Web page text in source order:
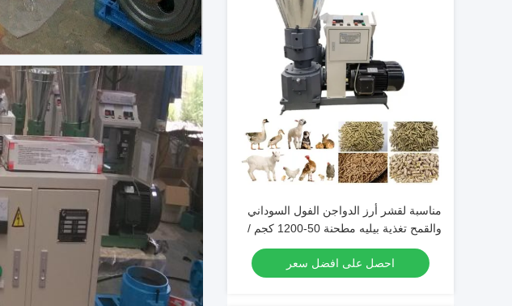
مناسبة لقشر أرز الدواجن الفول السوداني
والقمح تغذية بيليه مطحنة 50-1200 كجم /
ساعة القدرات
احصل على افضل سعر